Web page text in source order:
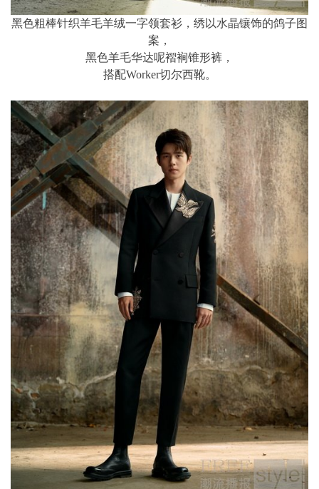
黑色粗棒针织羊毛羊绒一字领套衫，绣以水晶镶饰的鸽子图
案，
黑色羊毛华达呢褶裥锥形裤，
搭配Worker切尔西靴。